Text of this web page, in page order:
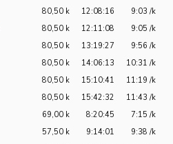
80,50 k 12:08:16
9:03 /k
80,50 k 12:11:08
9:05 /k
80,50 k 13:19:27
9:56 /k
80,50 k 14:06:13
10:31 /k
80,50 k 15:10:41
11:19 /k
80,50 k 15:42:32
11:43 /k
69,00 k 8:20:45
7:15 /k
57,50 k 9:14:01
9:38 /k